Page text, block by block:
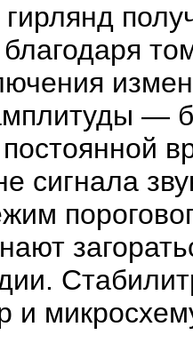
—
сигнала
и